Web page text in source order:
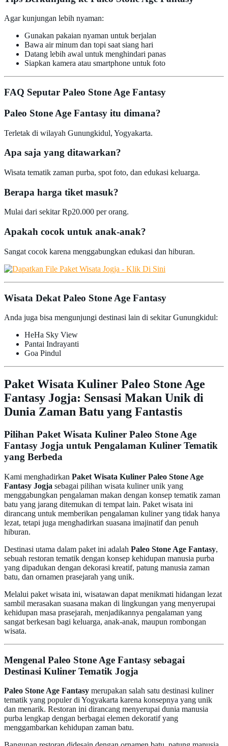
Agar kunjungan lebih nyaman:
Gunakan pakaian nyaman untuk berjalan
Bawa air minum dan topi saat siang hari
Datang lebih awal untuk menghindari panas
Siapkan kamera atau smartphone untuk foto
FAQ Seputar Paleo Stone Age Fantasy
Paleo Stone Age Fantasy itu dimana?
Terletak di wilayah Gunungkidul, Yogyakarta.
Apa saja yang ditawarkan?
Wisata tematik zaman purba, spot foto, dan edukasi keluarga.
Berapa harga tiket masuk?
Mulai dari sekitar Rp20.000 per orang.
Apakah cocok untuk anak-anak?
Sangat cocok karena menggabungkan edukasi dan hiburan.
Wisata Dekat Paleo Stone Age Fantasy
Anda juga bisa mengunjungi destinasi lain di sekitar Gunungkidul:
HeHa Sky View
Pantai Indrayanti
Goa Pindul
Paket Wisata Kuliner Paleo Stone Age
Fantasy Jogja: Sensasi Makan Unik di
Dunia Zaman Batu yang Fantastis
Pilihan Paket Wisata Kuliner Paleo Stone Age
Fantasy Jogja untuk Pengalaman Kuliner Tematik
yang Berbeda
Kami menghadirkan Paket Wisata Kuliner Paleo Stone Age
Fantasy Jogja sebagai pilihan wisata kuliner unik yang
menggabungkan pengalaman makan dengan konsep tematik zaman
batu yang jarang ditemukan di tempat lain. Paket wisata ini
dirancang untuk memberikan pengalaman kuliner yang tidak hanya
lezat, tetapi juga menghadirkan suasana imajinatif dan penuh
hiburan.
Destinasi utama dalam paket ini adalah Paleo Stone Age Fantasy,
sebuah restoran tematik dengan konsep kehidupan manusia purba
yang dipadukan dengan dekorasi kreatif, patung manusia zaman
batu, dan ornamen prasejarah yang unik.
Melalui paket wisata ini, wisatawan dapat menikmati hidangan lezat
sambil merasakan suasana makan di lingkungan yang menyerupai
kehidupan masa prasejarah, menjadikannya pengalaman yang
sangat berkesan bagi keluarga, anak-anak, maupun rombongan
wisata.
Mengenal Paleo Stone Age Fantasy sebagai
Destinasi Kuliner Tematik Jogja
Paleo Stone Age Fantasy merupakan salah satu destinasi kuliner
tematik yang populer di Yogyakarta karena konsepnya yang unik
dan menarik. Restoran ini dirancang menyerupai dunia manusia
purba lengkap dengan berbagai elemen dekoratif yang
menggambarkan kehidupan zaman batu.